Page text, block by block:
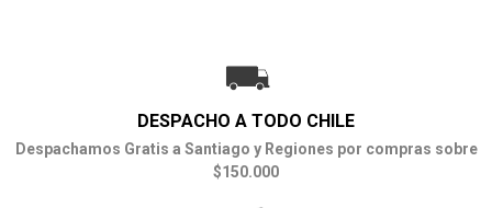
DESPACHO A TODO CHILE
Despachamos Gratis a Santiago y Regiones por compras sobre
$150.000